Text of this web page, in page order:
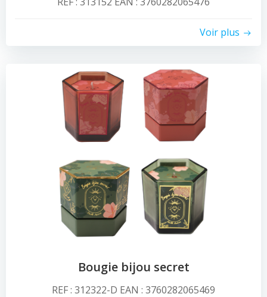
Voir plus
Bougie bijou secret
REF : 312322-D EAN : 3760282065469